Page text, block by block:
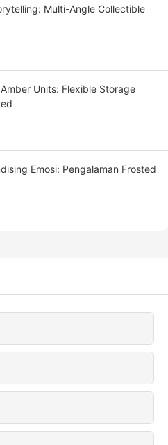
Multi-Angle Collectible
Units: Flexible Storage
Emosi: Pengalaman Frosted